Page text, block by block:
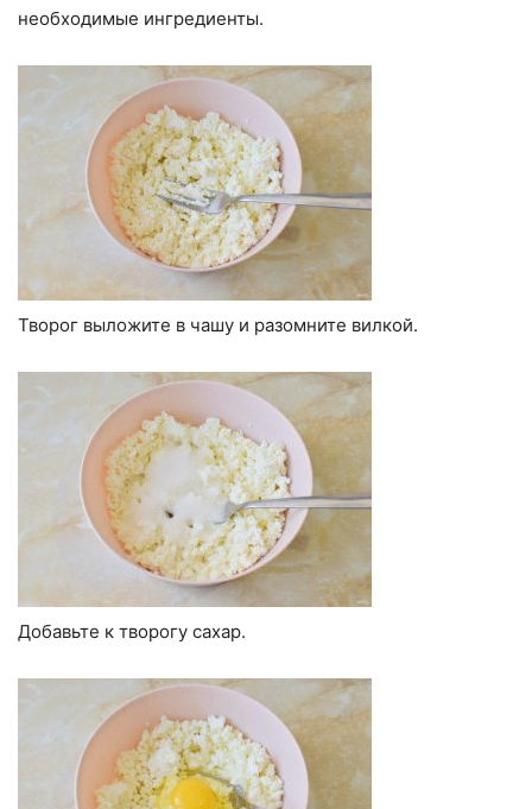
необходимые ингредиенты.
Творог выложите в чашу и разомните вилкой.
Добавьте к творогу сахар.